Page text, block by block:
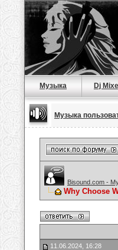
Музыка Dj
Музыка
Bisound.com -
Why Choose
11.06.2024, 16:28